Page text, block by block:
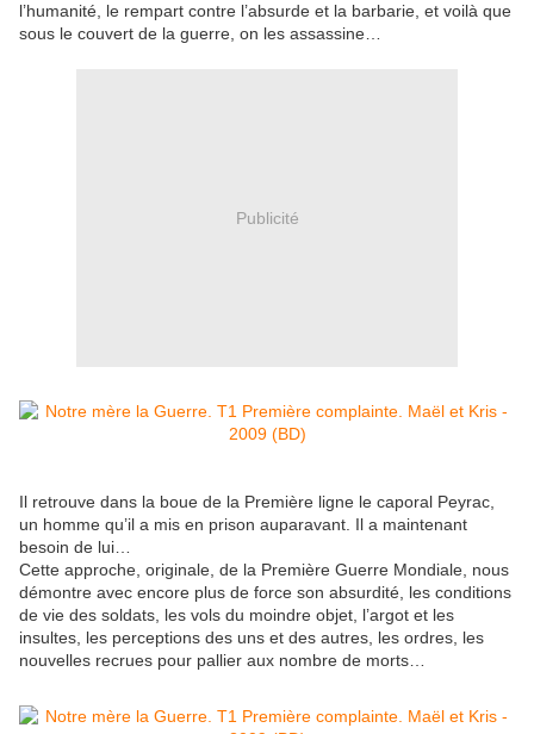
l’humanité, le rempart contre l’absurde et la barbarie, et voilà que
sous le couvert de la guerre, on les assassine…
Publicité
Il retrouve dans la boue de la Première ligne le caporal Peyrac,
un homme qu’il a mis en prison auparavant. Il a maintenant
besoin de lui…
Cette approche, originale, de la Première Guerre Mondiale, nous
démontre avec encore plus de force son absurdité, les conditions
de vie des soldats, les vols du moindre objet, l’argot et les
insultes, les perceptions des uns et des autres, les ordres, les
nouvelles recrues pour pallier aux nombre de morts…